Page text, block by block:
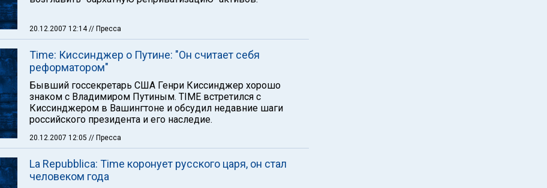
20.12.2007 12:14// Пресса
Time: Киссинджер о Путине: "Он считает себя
реформатором"
Бывший госсекретарь США Генри Киссинджер хорошо
знаком с Владимиром Путиным. TIME встретился с
Киссинджером в Вашингтоне и обсудил недавние шаги
российского президента и его наследие.
20.12.2007 12:05 // Пресса
La Repubblica: Time коронует русского царя, он стал
человеком года